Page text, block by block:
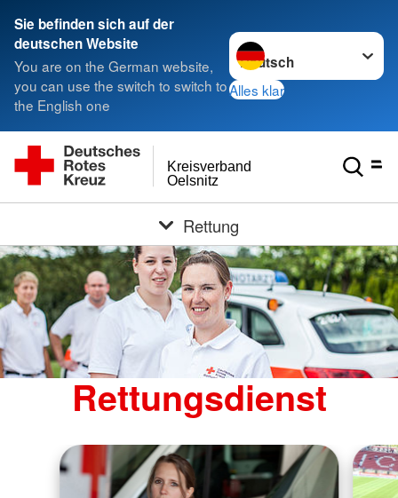
Sie befinden sich auf der
deutschen Website
You are on the German website,
you can use the switch to switch to
the English one
Sprache wechseln zu
Alles klar
Oelsnitz
Kreisverband
Rettung
Rettungsdienst